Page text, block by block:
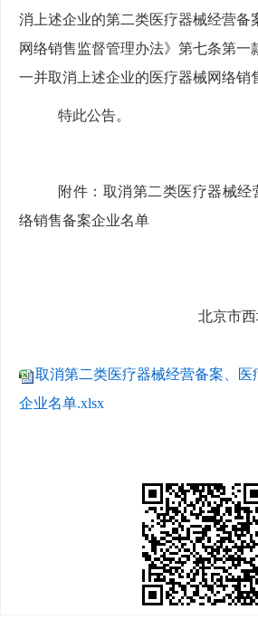
消上述企业的第二类医疗器械经营备
网络销售监督管理办法》第七条第一
一并取消上述企业的医疗器械网络销
特此公告。
附件：取消第二类医疗器械经
络销售备案企业名单
北京市
取消第二类医疗器械经营备案、医
企业名单.xlsx